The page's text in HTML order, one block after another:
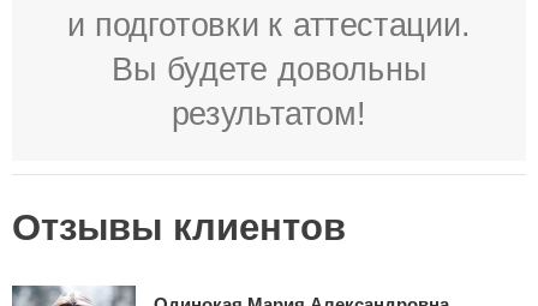
и подготовки к аттестации.
Вы будете довольны
результатом!
Отзывы клиентов